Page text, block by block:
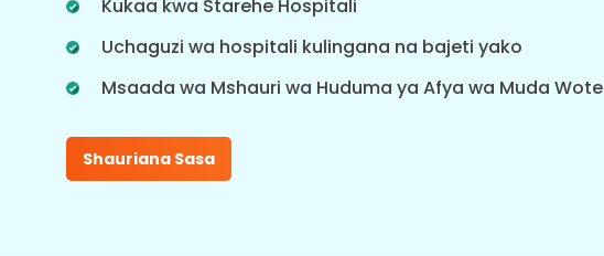
Kukaa kwa Starehe Hospitali
Uchaguzi wa hospitali kulingana na bajeti yako
Msaada wa Mshauri wa Huduma ya Afya wa Muda Wote
Shauriana Sasa
inayoshughulikia masuala yako kila
wakati. Taarifa za mara kwa mara
kuhusu mahitaji yako ya matibabu.